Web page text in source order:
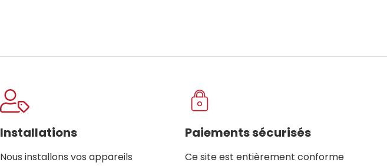
Installations
Nous installons vos appareils
Paiements sécurisés
Ce site est entièrement conforme